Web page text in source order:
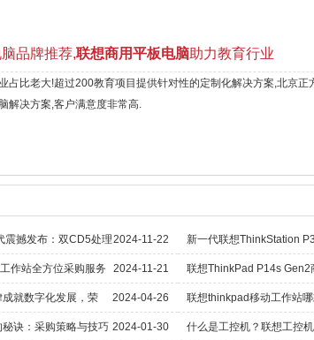
品牌推荐,联想商用平板电脑助力教育行业
占比老大!超过200教育项目提供针对性的定制化解决方案,北京
解决方案,客户满意度非常高.
2024-11-22
震撼发布：双CD5处理 新一代联想ThinkStation
上市，全面升级十代至十
购机会难得
2024-11-21
作站全方位采购服务 联想ThinkPad P14s
D4处理器全新企业采购策
2024-04-26
就数字化发展，荣 联想thinkpad移动工作站
的移动工作站？
2024-01-30
诀：采购策略与技巧 什么是工控机？联想工控